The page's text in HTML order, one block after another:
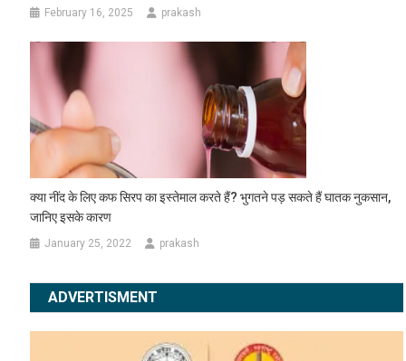
February 16, 2025 prakash
क्या नींद के लिए कफ सिरप का इस्तेमाल करते हैं? भुगतने पड़ सकते हैं घातक नुकसान,
जानिए इसके कारण
January 25, 2022 prakash
ADVERTISMENT